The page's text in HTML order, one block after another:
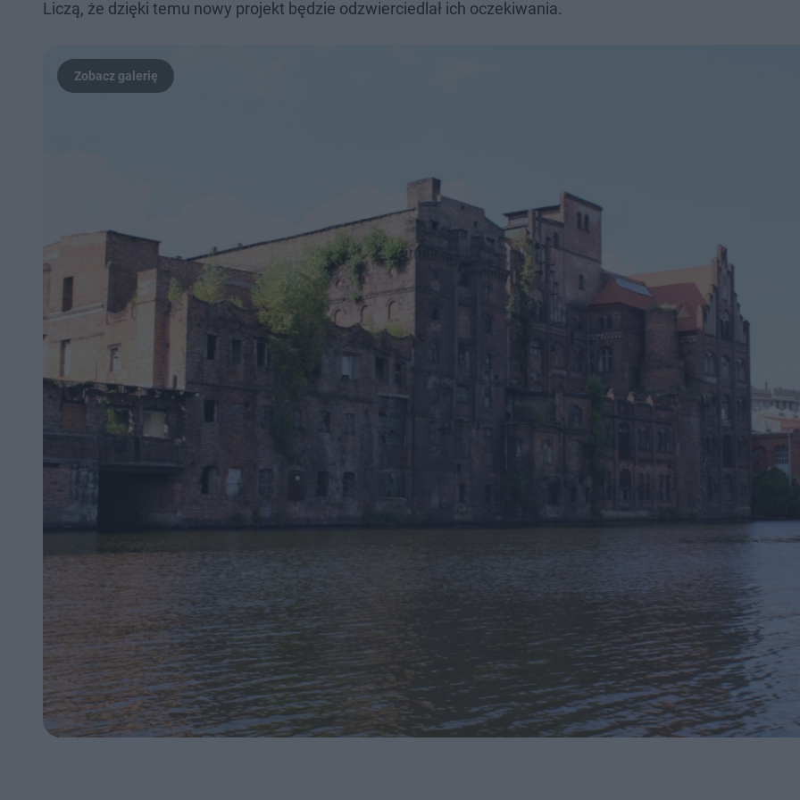
Liczą, że dzięki temu nowy projekt będzie odzwierciedlał ich oczekiwania.